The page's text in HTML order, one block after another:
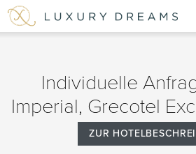
Individuelle
Imperial, Grecotel
ZUR